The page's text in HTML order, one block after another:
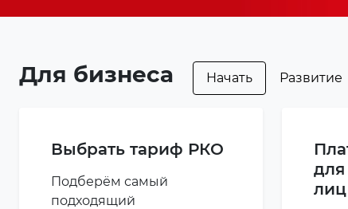
Для бизнеса Начать Развитие
Выбрать тариф РКО
Подберём самый
подходящий
лиц